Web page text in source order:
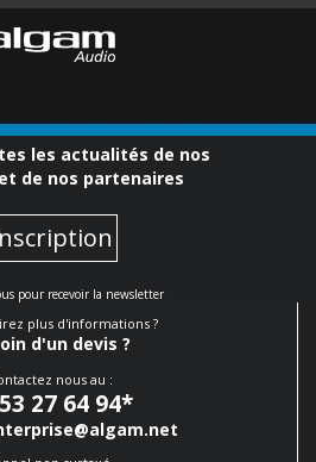
les actualités de nos
de nos partenaires
pour recevoir la newsletter
plus d'informations ?
d'un devis ?
nous au :
27 64 94*